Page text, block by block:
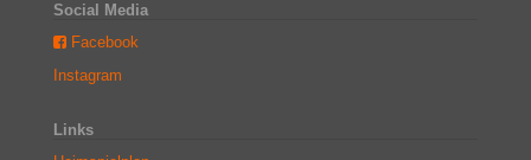
Social Media
Facebook
Instagram
Links